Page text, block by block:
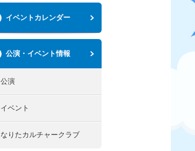
イベントカレンダー
公演・イベント情報
公演
イベント
なりたカルチャークラブ